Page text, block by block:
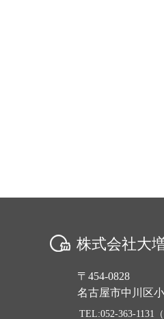
株式会社大
〒454-0828
名古屋市中川区
TEL:052-363-1131（